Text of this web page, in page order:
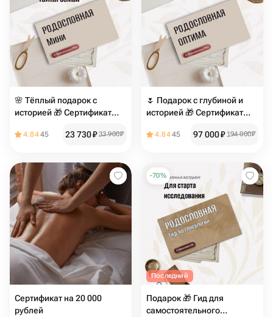
🌸 Тёплый подарок с
историей 🎁 Сертификат
Мини»
4.8445 23 730₽ 33 900₽
🌷 Подарок с глубиной и
историей 🎁 Сертификат
Оптима»
4.8445 97 000₽ 194 000₽
Сертификат на 20 000
рублей
-70%
Последний
Подарок 🎁 Гид для
самостоятельного